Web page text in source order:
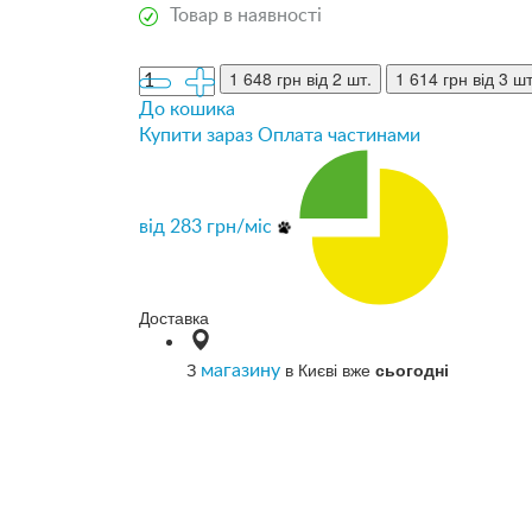
Товар в наявності
1 648 грн від 2 шт. 1 614 грн від 3
До кошика
Купити зараз Оплата частинами
від 283 грн/міс
Доставка
З магазину в Києві вже сьогодні